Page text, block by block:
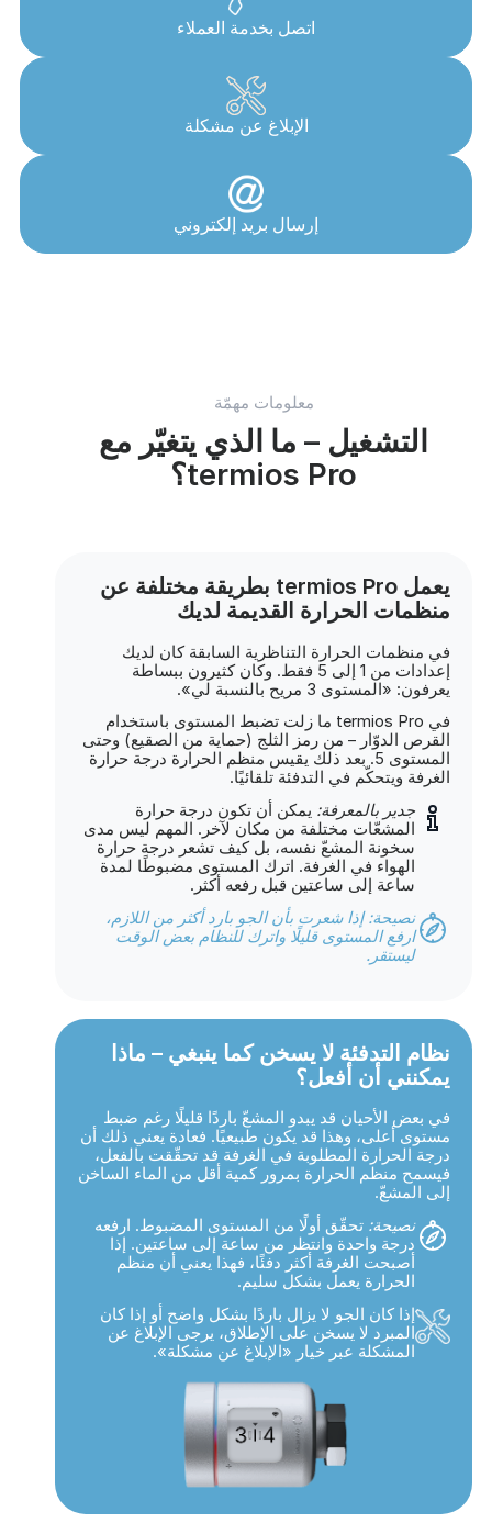
اتصل بخدمة العملاء
الإبلاغ عن مشكلة
إرسال بريد إلكتروني
معلومات مهمّة
التشغيل – ما الذي يتغيّر مع
termios Pro؟
يعمل termios Pro بطريقة مختلفة عن
منظمات الحرارة القديمة لديك
في منظمات الحرارة التناظرية السابقة كان لديك
إعدادات من 1 إلى 5 فقط. وكان كثيرون ببساطة
يعرفون: «المستوى 3 مريح بالنسبة لي».
في termios Pro ما زلت تضبط المستوى باستخدام
القرص الدوّار – من رمز الثلج (حماية من الصقيع) وحتى
المستوى 5. بعد ذلك يقيس منظم الحرارة درجة حرارة
الغرفة ويتحكّم في التدفئة تلقائيًا.
جدير بالمعرفة: يمكن أن تكون درجة حرارة
المشعّات مختلفة من مكان لآخر. المهم ليس مدى
سخونة المشعّ نفسه، بل كيف تشعر درجة حرارة
الهواء في الغرفة. اترك المستوى مضبوطًا لمدة
ساعة إلى ساعتين قبل رفعه أكثر.
نصيحة: إذا شعرت بأن الجو بارد أكثر من اللازم،
ارفع المستوى قليلًا واترك للنظام بعض الوقت
ليستقر.
نظام التدفئة لا يسخن كما ينبغي – ماذا
يمكنني أن أفعل؟
في بعض الأحيان قد يبدو المشعّ باردًا قليلًا رغم ضبط
مستوى أعلى، وهذا قد يكون طبيعيًا. فعادة يعني ذلك أن
درجة الحرارة المطلوبة في الغرفة قد تحقّقت بالفعل،
فيسمح منظم الحرارة بمرور كمية أقل من الماء الساخن
إلى المشعّ.
نصيحة: تحقّق أولًا من المستوى المضبوط. ارفعه
درجة واحدة وانتظر من ساعة إلى ساعتين. إذا
أصبحت الغرفة أكثر دفئًا، فهذا يعني أن منظم
الحرارة يعمل بشكل سليم.
إذا كان الجو لا يزال باردًا بشكل واضح أو إذا كان
المبرد لا يسخن على الإطلاق، يرجى الإبلاغ عن
المشكلة عبر خيار «الإبلاغ عن مشكلة».